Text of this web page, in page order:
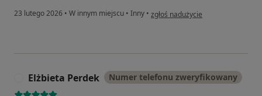
23 lutego 2026 • W innym miejscu • Inny • w opinii użytkownika Anna
zgłoś nadużycie
Elżbieta Perdek Numer telefonu zweryfikowany